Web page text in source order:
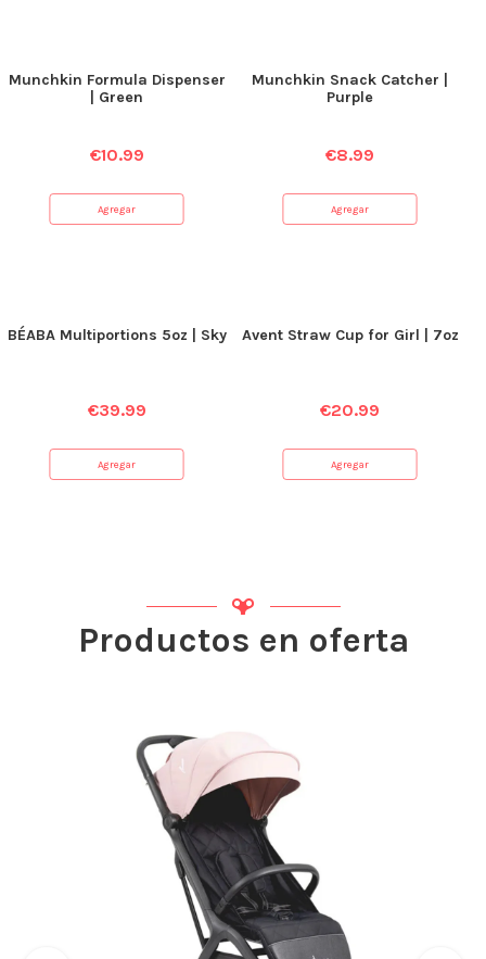
Munchkin Formula Dispenser
| Green
€10.99
Agregar
Munchkin Snack Catcher |
Purple
€8.99
Agregar
BÉABA Multiportions 5oz | Sky
€39.99
Agregar
Avent Straw Cup for Girl | 7oz
€20.99
Agregar
Productos en oferta